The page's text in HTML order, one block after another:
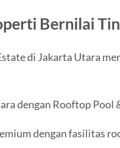
Bernilai
di Jakarta Utara
dengan Rooftop Pool
dengan fasilitas